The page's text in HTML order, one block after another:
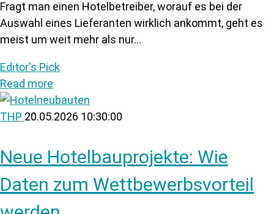
Fragt man einen Hotelbetreiber, worauf es bei der
Auswahl eines Lieferanten wirklich ankommt, geht es
meist um weit mehr als nur...
Editor's Pick
Read more
THP 20.05.2026 10:30:00
Neue Hotelbauprojekte: Wie
Daten zum Wettbewerbsvorteil